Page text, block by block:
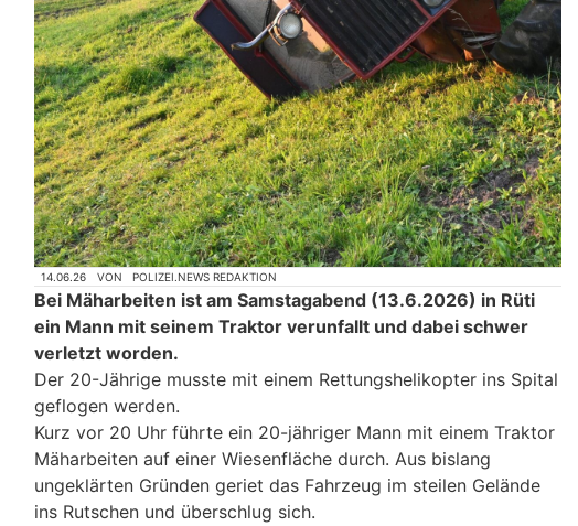
14.06.26 VON POLIZEI.NEWS REDAKTION
Bei Mäharbeiten ist am Samstagabend (13.6.2026) in Rüti
ein Mann mit seinem Traktor verunfallt und dabei schwer
verletzt worden.
Der 20-Jährige musste mit einem Rettungshelikopter ins Spital
geflogen werden.
Kurz vor 20 Uhr führte ein 20-jähriger Mann mit einem Traktor
Mäharbeiten auf einer Wiesenfläche durch. Aus bislang
ungeklärten Gründen geriet das Fahrzeug im steilen Gelände
ins Rutschen und überschlug sich.